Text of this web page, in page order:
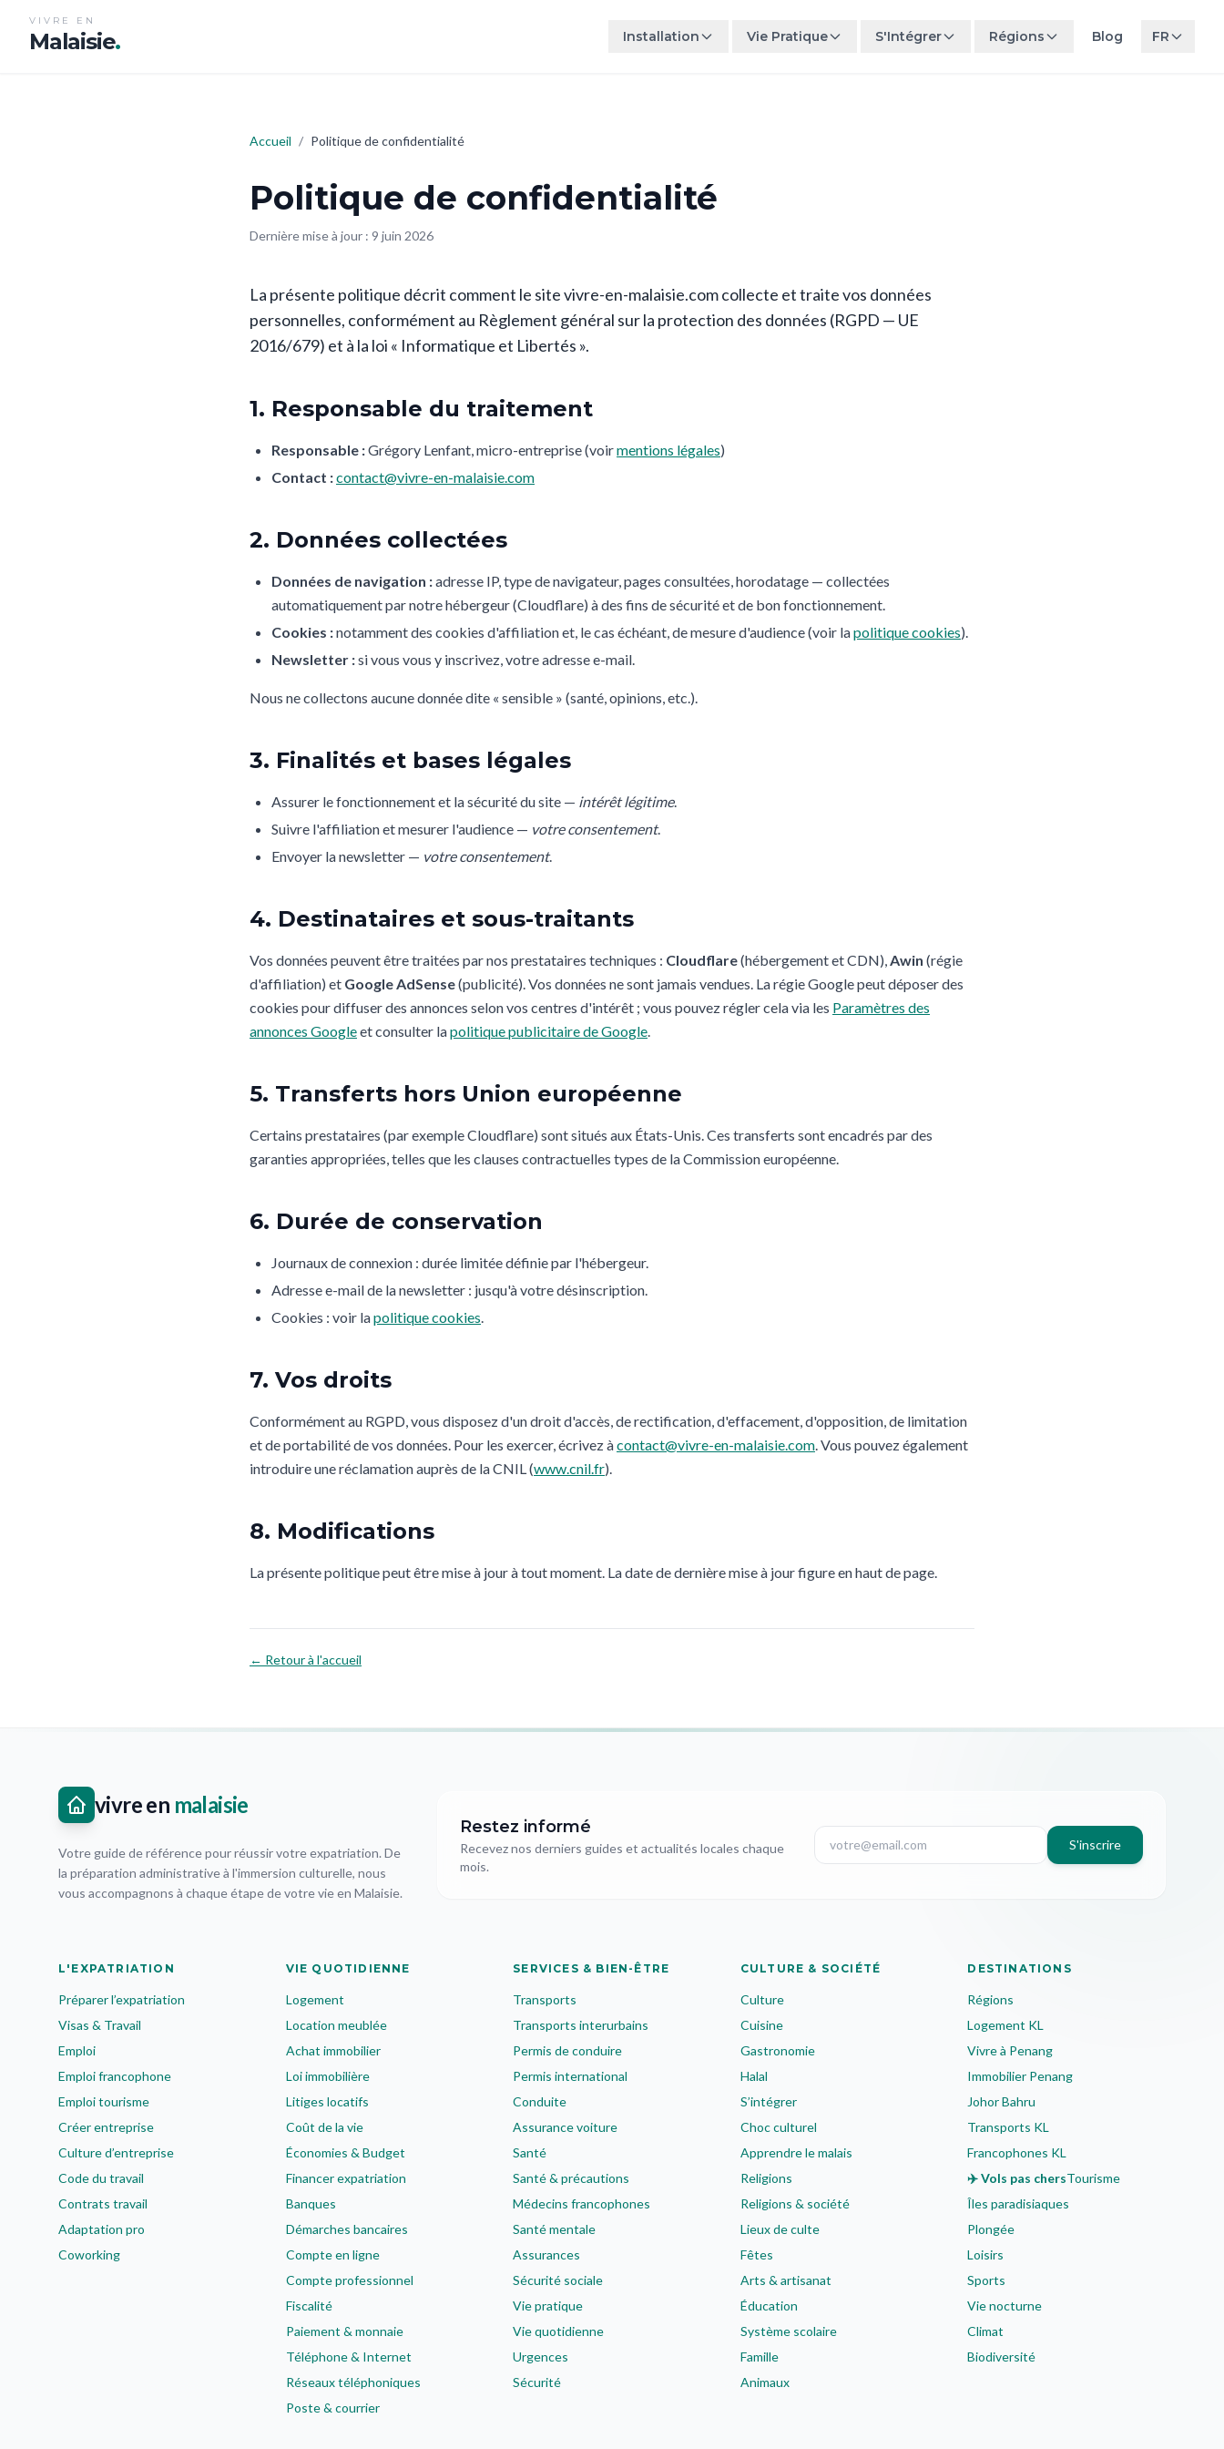
VIVRE EN
Malaisie. Installation Vie Pratique S'Intégrer Régions Blog FR
Accueil / Politique de confidentialité
Politique de confidentialité
Dernière mise à jour : 9 juin 2026
La présente politique décrit comment le site vivre-en-malaisie.com collecte et traite vos données
personnelles, conformément au Règlement général sur la protection des données (RGPD — UE
2016/679) et à la loi « Informatique et Libertés ».
1. Responsable du traitement
Responsable :Grégory Lenfant, micro-entreprise (voirmentions légales)
Contact :contact@vivre-en-malaisie.com
2. Données collectées
Données de navigation :adresse IP, type de navigateur, pages consultées, horodatage — collectées
automatiquement par notre hébergeur (Cloudflare) à des fins de sécurité et de bon fonctionnement.
Cookies :notamment des cookies d'affiliation et, le cas échéant, de mesure d'audience (voir lapolitique cookies).
Newsletter :si vous vous y inscrivez, votre adresse e-mail.
Nous ne collectons aucune donnée dite « sensible » (santé, opinions, etc.).
3. Finalités et bases légales
Assurer le fonctionnement et la sécurité du site — intérêt légitime.
Suivre l'affiliation et mesurer l'audience — votre consentement.
Envoyer la newsletter — votre consentement.
4. Destinataires et sous-traitants
Vos données peuvent être traitées par nos prestataires techniques : Cloudflare(hébergement et CDN),Awin (régie
d'affiliation) et Google AdSense(publicité). Vos données ne sont jamais vendues. La régie Google peut déposer des
cookies pour diffuser des annonces selon vos centres d'intérêt ; vous pouvez régler cela via les Paramètres des
annonces Googleet consulter lapolitique publicitaire de Google.
5. Transferts hors Union européenne
Certains prestataires (par exemple Cloudflare) sont situés aux États-Unis. Ces transferts sont encadrés par des
garanties appropriées, telles que les clauses contractuelles types de la Commission européenne.
6. Durée de conservation
Journaux de connexion : durée limitée définie par l'hébergeur.
Adresse e-mail de la newsletter : jusqu'à votre désinscription.
Cookies : voir lapolitique cookies.
7. Vos droits
Conformément au RGPD, vous disposez d'un droit d'accès, de rectification, d'effacement, d'opposition, de limitation
et de portabilité de vos données. Pour les exercer, écrivez àcontact@vivre-en-malaisie.com. Vous pouvez également
introduire une réclamation auprès de la CNIL (www.cnil.fr).
8. Modifications
La présente politique peut être mise à jour à tout moment. La date de dernière mise à jour figure en haut de page.
← Retour à l'accueil
vivre en malaisie
Votre guide de référence pour réussir votre expatriation. De
la préparation administrative à l'immersion culturelle, nous
vous accompagnons à chaque étape de votre vie en Malaisie.
Restez informé
Recevez nos derniers guides et actualités locales chaque
mois.
S'inscrire
L'EXPATRIATION
Préparer l’expatriation
Visas & Travail
Emploi
Emploi francophone
Emploi tourisme
Créer entreprise
Culture d’entreprise
Code du travail
Contrats travail
Adaptation pro
Coworking
VIE QUOTIDIENNE
Logement
Location meublée
Achat immobilier
Loi immobilière
Litiges locatifs
Coût de la vie
Économies & Budget
Financer expatriation
Banques
Démarches bancaires
Compte en ligne
Compte professionnel
Fiscalité
Paiement & monnaie
Téléphone & Internet
Réseaux téléphoniques
Poste & courrier
SERVICES & BIEN-ÊTRE
Transports
Transports interurbains
Permis de conduire
Permis international
Conduite
Assurance voiture
Santé
Santé & précautions
Médecins francophones
Santé mentale
Assurances
Sécurité sociale
Vie pratique
Vie quotidienne
Urgences
Sécurité
CULTURE & SOCIÉTÉ
Culture
Cuisine
Gastronomie
Halal
S’intégrer
Choc culturel
Apprendre le malais
Religions
Religions & société
Lieux de culte
Fêtes
Arts & artisanat
Éducation
Système scolaire
Famille
Animaux
DESTINATIONS
Régions
Logement KL
Vivre à Penang
Immobilier Penang
Johor Bahru
Transports KL
Francophones KL
✈️ Vols pas chersTourisme
Îles paradisiaques
Plongée
Loisirs
Sports
Vie nocturne
Climat
Biodiversité